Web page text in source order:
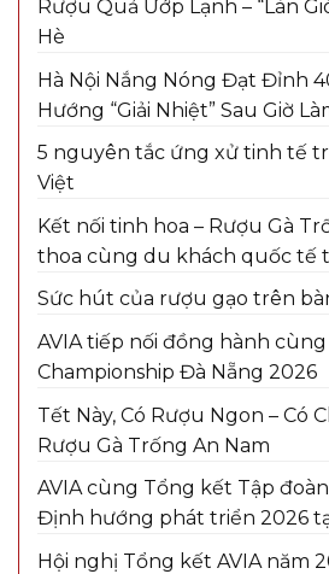
Rượu Quả Ướp Lạnh – “Làn
Hè
Hà Nội Nắng Nóng Đạt Đỉnh
Hướng “Giải Nhiệt” Sau Giờ
5 nguyên tắc ứng xử tinh tế
Việt
Kết nối tinh hoa – Rượu Gà
thoa cùng du khách quốc tế
Sức hút của rượu gạo trên
AVIA tiếp nối đồng hành cùng
Championship Đà Nẵng 2026
Tết Này, Có Rượu Ngon – Có
Rượu Gà Trống An Nam
AVIA cùng Tổng kết Tập đoàn
Định hướng phát triển 2026
Hội nghị Tổng kết AVIA năm